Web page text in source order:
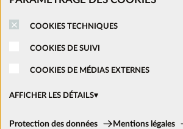
COOKIES TECHNIQUES
COOKIES DE SUIVI
COOKIES DE MÉDIAS EXTERNES
AFFICHER LES DÉTAILS
Cookies techniques:
Protection des données Mentions légales
Prendre rendez-vous